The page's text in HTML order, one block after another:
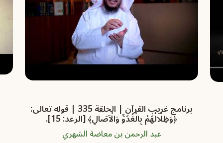
برنامج غريب القرآن | الحلقة 187 | قوله تعالى:
‏﴿‏‌ضَيِّقًا ‌حَرَجًا﴾ [الأنعام: 125].
عبد الرحمن بن معاضة الشهري